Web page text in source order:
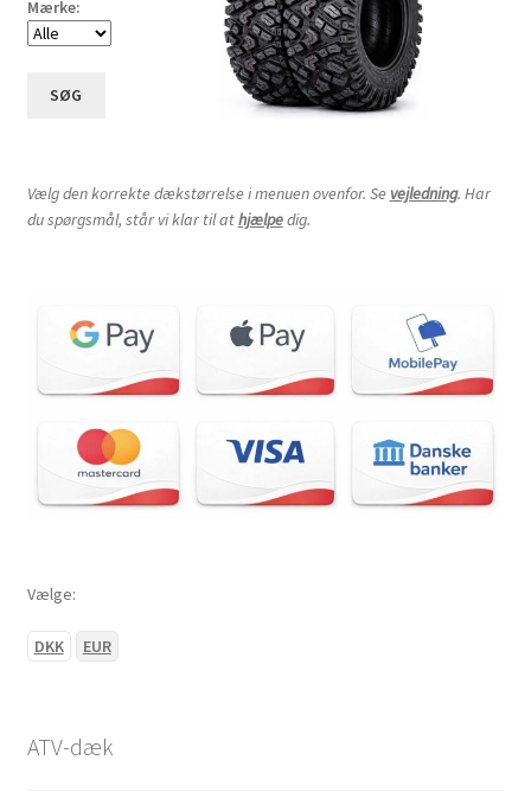
Mærke:
SØG
Vælg den korrekte dækstørrelse i menuen ovenfor. Se vejledning. Har
du spørgsmål, står vi klar til athjælpedig.
Vælge:
DKK EUR
ATV-dæk